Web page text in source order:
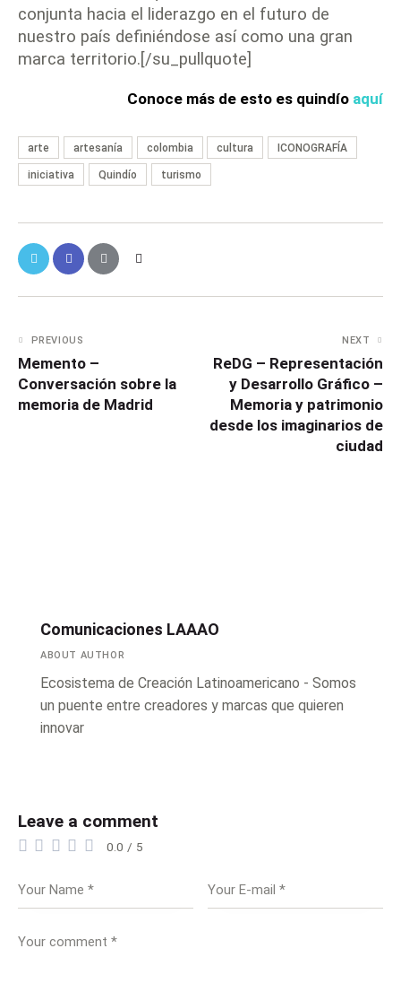
conjunta hacia el liderazgo en el futuro de
nuestro país definiéndose así como una gran
marca territorio.[/su_pullquote]
Conoce más de esto es quindío aquí
arte artesanía colombia cultura ICONOGRAFÍA
iniciativa Quindío turismo
PREVIOUS
Memento –
Conversación sobre la
memoria de Madrid
NEXT
ReDG – Representación
y Desarrollo Gráfico –
Memoria y patrimonio
desde los imaginarios de
ciudad
Comunicaciones LAAAO
ABOUT AUTHOR
Ecosistema de Creación Latinoamericano - Somos
un puente entre creadores y marcas que quieren
innovar
Leave a comment
0.0 / 5